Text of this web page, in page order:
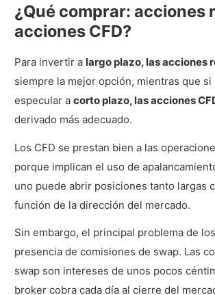
¿Qué comprar: acciones
acciones CFD?
Para invertir a largo plazo, las acciones
siempre la mejor opción, mientras que si
especular acorto plazo, las acciones
derivado más adecuado.
Los CFD se prestan bien a las
porque implican el uso de
uno puede abrir posiciones tanto largas
función de la dirección del mercado.
Sin embargo, el principal problema de
presencia de comisiones de swap. Las
swap son intereses de unos pocos
broker cobra cada día al cierre del